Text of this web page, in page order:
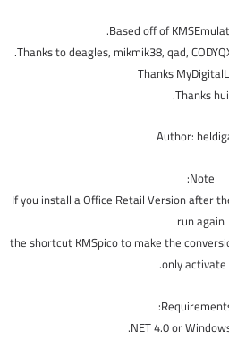
Based off of
Thanks to deagles, mikmik38, qad,
Thanks
Thanks hui.
Author:
Note:
– If you install a Office Retail Version after
run again
the shortcut KMSpico to make the
only activate